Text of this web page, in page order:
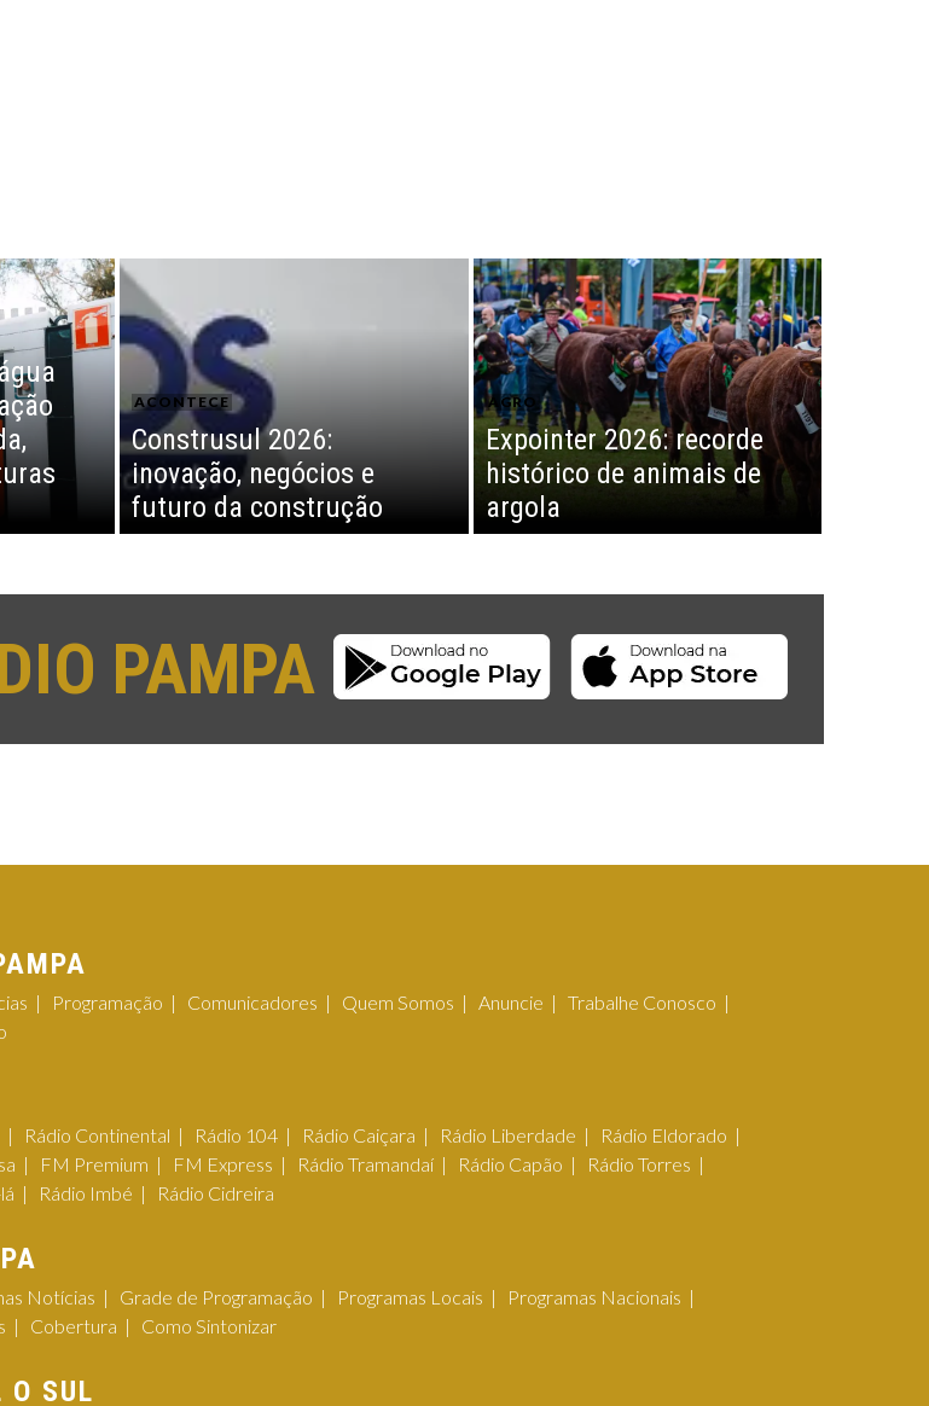
ACONTECE
Construsul 2026:
inovação, negócios e
futuro da construção
AGRO
Expointer 2026: recorde
histórico de animais de
argola
PAMPA
Programação Comunicadores Quem Somos Anuncie
Trabalhe Conosco
Rádio Continental Rádio 104 Rádio Caiçara Rádio Liberdade
Rádio Eldorado
FM Premium FM Express Rádio Tramandaí Rádio Capão
Rádio Torres
Rádio Imbé Rádio Cidreira
Notícias Grade de Programação Programas Locais
Programas Nacionais
Cobertura Como Sintonizar
O SUL